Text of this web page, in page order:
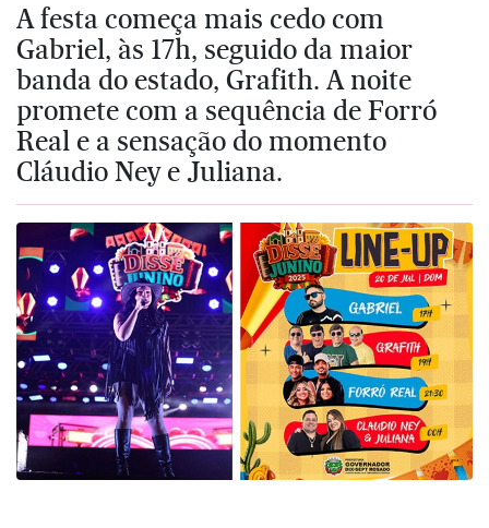
A festa começa mais cedo com
Gabriel, às 17h, seguido da maior
banda do estado, Grafith. A noite
promete com a sequência de Forró
Real e a sensação do momento
Cláudio Ney e Juliana.